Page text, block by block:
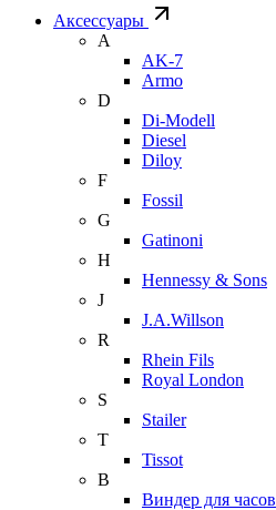
Аксессуары
A
AK-7
Armo
D
Di-Modell
Diesel
Diloy
F
Fossil
G
Gatinoni
H
Hennessy & Sons
J
J.A.Willson
R
Rhein Fils
Royal London
S
Stailer
T
Tissot
В
Виндер для часов